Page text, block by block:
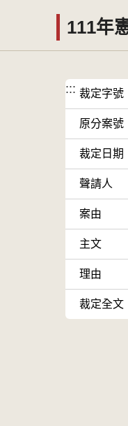
111年
::: 裁定字號
原分案號
裁定日期
聲請人
案由
主文
理由
裁定全文